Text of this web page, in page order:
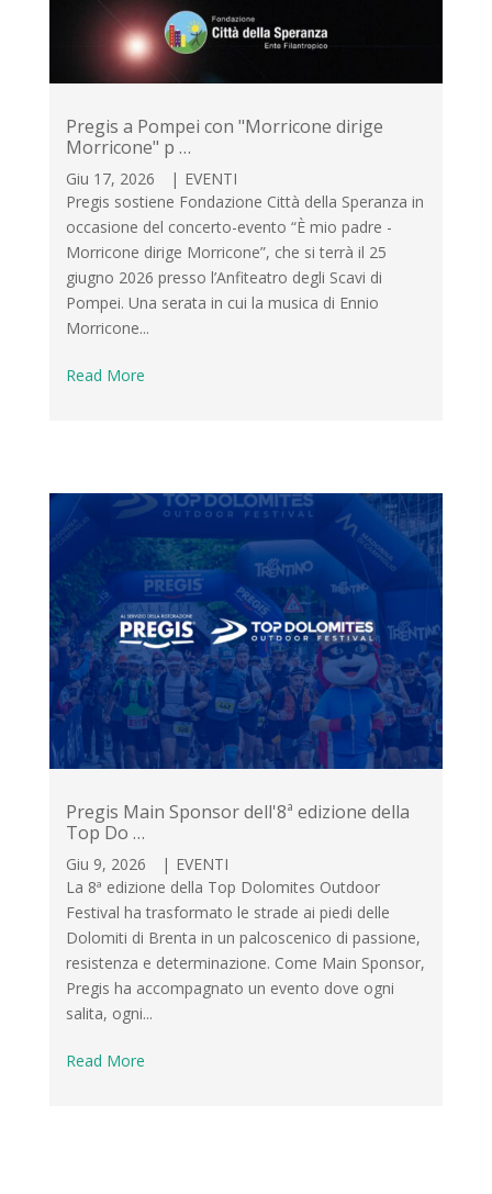
Pregis a Pompei con "Morricone dirige
Morricone" p …
Giu 17, 2026 | EVENTI
Pregis sostiene Fondazione Città della Speranza in
occasione del concerto-evento “È mio padre -
Morricone dirige Morricone”, che si terrà il 25
giugno 2026 presso l’Anfiteatro degli Scavi di
Pompei. Una serata in cui la musica di Ennio
Morricone...
Read More
Pregis Main Sponsor dell'8ª edizione della
Top Do …
Giu 9, 2026 | EVENTI
La 8ª edizione della Top Dolomites Outdoor
Festival ha trasformato le strade ai piedi delle
Dolomiti di Brenta in un palcoscenico di passione,
resistenza e determinazione. Come Main Sponsor,
Pregis ha accompagnato un evento dove ogni
salita, ogni...
Read More